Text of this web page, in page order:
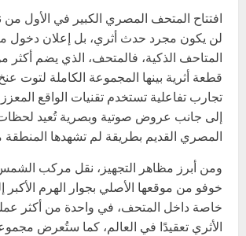
افتتاح المتحف المصري الكبير في الأول من
لن يكون مجرد حدث أثري، بل إعلان
قطعة أثرية بينها المجموعة الكاملة لتوت
تجارب تفاعلية تستخدم تقنيات الواقع المعزز
إلى جانب عروض صوتية وبصرية تُعيد لحظات
المصري القديم بطريقة لم تشهدها
ومن أبرز مظاهر التجهيز، نقل مركب الشمس
خوفو من موقعها الأصلي بجوار الهرم
خاصة داخل المتحف، في واحدة من أكثر
الأثري تعقيدًا في العالم، كما ستُعرض